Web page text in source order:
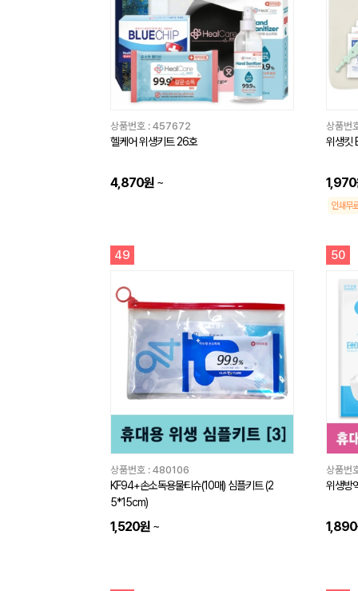
상품번호 : 457672
헬케어 위생키트 26호
4,870원 ~
상품번
위생킷
1,970
인쇄무
49
상품번호 : 480106
KF94+손소독용물티슈(10매) 심플키트 (2
5*15cm)
1,520원 ~
50
상품번
위생방